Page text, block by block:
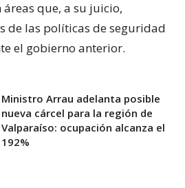
áreas que, a su juicio,
de las políticas de seguridad
el gobierno anterior.
Ministro Arrau adelanta posible
nueva cárcel para la región de
Valparaíso: ocupación alcanza el
192%